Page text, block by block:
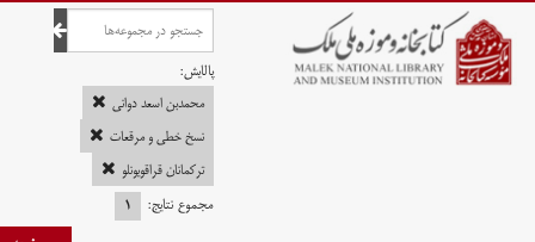
صفحه اصلی
پالایش:
محمدبن اسعد دوانی
نسخ خطی و مرقعات
ترکمانان قراقویونلو
مجموع نتایج:
۱